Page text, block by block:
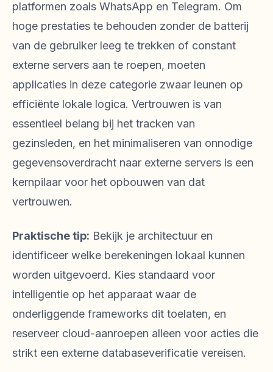
platformen zoals WhatsApp en Telegram. Om
hoge prestaties te behouden zonder de batterij
van de gebruiker leeg te trekken of constant
externe servers aan te roepen, moeten
applicaties in deze categorie zwaar leunen op
efficiënte lokale logica. Vertrouwen is van
essentieel belang bij het tracken van
gezinsleden, en het minimaliseren van onnodige
gegevensoverdracht naar externe servers is een
kernpilaar voor het opbouwen van dat
vertrouwen.
Praktische tip: Bekijk je architectuur en
identificeer welke berekeningen lokaal kunnen
worden uitgevoerd. Kies standaard voor
intelligentie op het apparaat waar de
onderliggende frameworks dit toelaten, en
reserveer cloud-aanroepen alleen voor acties die
strikt een externe databaseverificatie vereisen.